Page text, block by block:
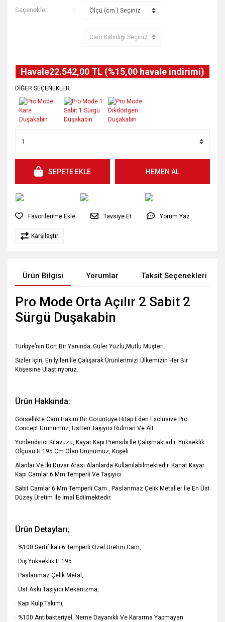
Seçenekler
Havale22.542,00 TL (%15,00 havale indirimi)
DİĞER SEÇENEKLER
SEPETE EKLE HEMEN AL
Tavsiye Et Yorum Yaz
Karşılaştır
Ürün Bilgisi Yorumlar Taksit Seçenekleri
Pro Mode Orta Açılır 2 Sabit 2
Sürgü Duşakabin
Türkiye’nin Dört Bir Yanında; Güler Yüzlü,Mutlu Müşteri.
Sizler İçin, En İyileri İle Çalışarak Ürünlerimizi Ülkemizin Her Bir
Köşesine Ulaştırıyoruz.
Ürün Hakkında:
Görsellikte Cam Hakim Bir Görüntüye Hitap Eden Exclusive Pro
Concept Ürünümüz, Üstten Taşıyıcı Rulman Ve Alt
Yönlendirici Kılavuzu, Kayar Kapı Prensibi İle Çalışmaktadır. Yükseklik
Ölçüsü H:195 Cm Olan Ürünümüz, Köşeli
Alanlar Ve İki Duvar Arası Alanlarda Kullanılabilmektedir. Kanat Kayar
Kapı Camlar 6 Mm Temperli Ve Taşıyıcı
Sabit Camlar 6 Mm Temperli Cam , Paslanmaz Çelik Metaller İle En Üst
Düzey Üretim İle İmal Edilmektedir.
Ürün Detayları;
· %100 Sertifikalı 6 Temperli Özel Üretim Cam,
· Dış Yükseklik H:195
· Paslanmaz Çelik Metal,
· Üst Askı Taşıyıcı Mekanizma,
· Kapı Kulp Takımı,
· %100 Antibakteriyel, Neme Dayanıklı Ve Kararma Yapmayan